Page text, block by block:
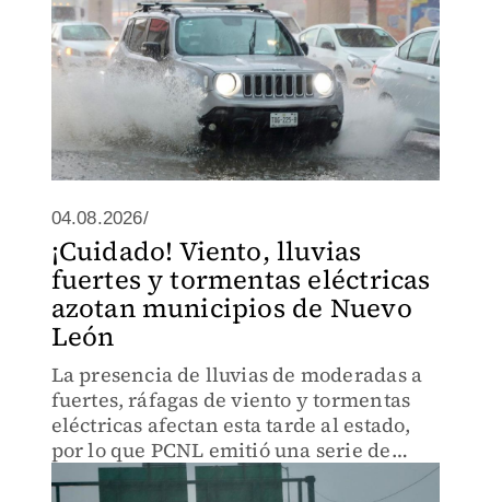
04.08.2026/
¡Cuidado! Viento, lluvias
fuertes y tormentas eléctricas
azotan municipios de Nuevo
León
La presencia de lluvias de moderadas a
fuertes, ráfagas de viento y tormentas
eléctricas afectan esta tarde al estado,
por lo que PCNL emitió una serie de
recomendaciones.